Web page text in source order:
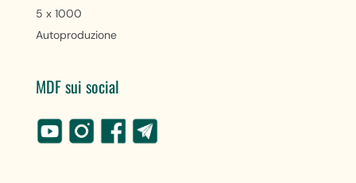
5 x 1000
Autoproduzione
MDF sui social